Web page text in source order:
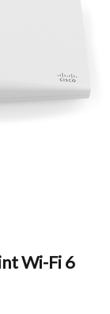
Wi-Fi 6